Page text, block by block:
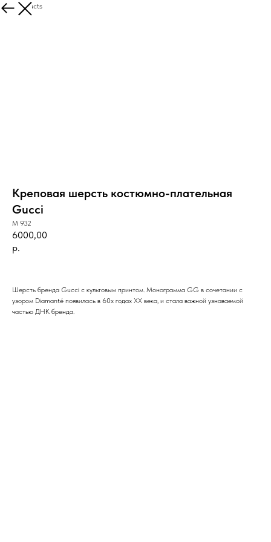
More products
Креповая шерсть костюмно-плательная
Gucci
M 932
6000,00
р.
Шерсть бренда Gucci с культовым принтом. Монограмма GG в сочетании с
узором Diamanté появилась в 60х годах XX века, и стала важной узнаваемой
частью ДНК бренда.